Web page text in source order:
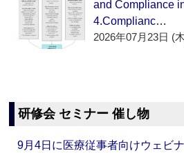
and Compliance
4.Complianc…
2026年07月23日 (
研修会 セミナー 催し物
9月4日に医療従事者向けウェビ